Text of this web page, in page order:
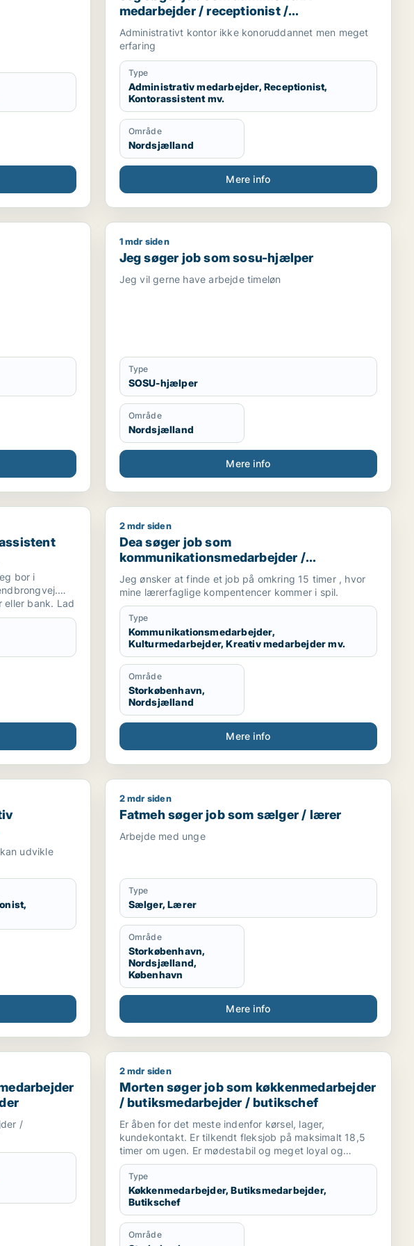
medarbejder / receptionist /
kontorassistent /
kundeservicemedarbejder
Administrativt kontor ikke konoruddannet men meget
erfaring
Type
Administrativ medarbejder, Receptionist,
Kontorassistent mv.
Område
Nordsjælland
Mere info
Jeg søger job som sosu-hjælper
1 mdr siden
Jeg søger job som sosu-hjælper
Jeg vil gerne have arbejde timeløn
Type
SOSU-hjælper
Område
Nordsjælland
Mere info
bor i
eller bank. Lad
mig det
søger
Dea søger job som kommunikationsmedarbejder /
2 mdr siden
Dea søger job som
kommunikationsmedarbejder /
kulturmedarbejder / kreativ medarbejder /
administrativ medarbejder / projektleder
Jeg ønsker at finde et job på omkring 15 timer , hvor
mine lærerfaglige kompentencer kommer i spil.
Type
Kommunikationsmedarbejder,
Kulturmedarbejder, Kreativ medarbejder mv.
Område
Storkøbenhavn,
Nordsjælland
Mere info
/ receptionist / kontorassistent
udvikle
Fatmeh søger job som sælger / lærer
2 mdr siden
Fatmeh søger job som sælger / lærer
Arbejde med unge
Type
Sælger, Lærer
Område
Storkøbenhavn,
Nordsjælland,
København
Mere info
/ receptionist / hotelmedarbejder
/
Morten søger job som køkkenmedarbejder /
2 mdr siden
Morten søger job som køkkenmedarbejder
/ butiksmedarbejder / butikschef
Er åben for det meste indenfor kørsel, lager,
kundekontakt. Er tilkendt fleksjob på maksimalt 18,5
timer om ugen. Er mødestabil og meget loyal og
tillidsfuld. Duer ikke til at gå hjemme - trives godt med
de fleste.
Type
Køkkenmedarbejder, Butiksmedarbejder,
Butikschef
Område